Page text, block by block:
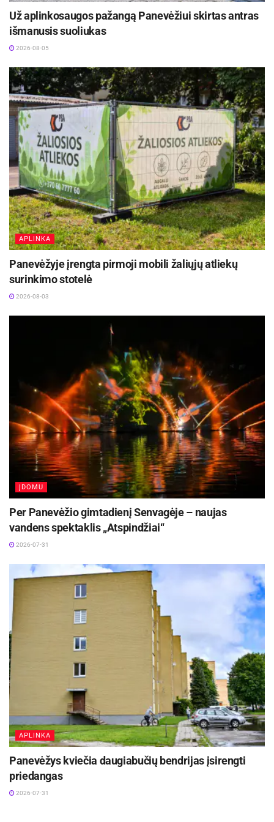
Už aplinkosaugos pažangą Panevėžiui skirtas antras
išmanusis suoliukas
2026-08-05
APLINKA
Panevėžyje įrengta pirmoji mobili žaliųjų atliekų
surinkimo stotelė
2026-08-03
ĮDOMU
Per Panevėžio gimtadienį Senvagėje – naujas
vandens spektaklis „Atspindžiai“
2026-07-31
APLINKA
Panevėžys kviečia daugiabučių bendrijas įsirengti
priedangas
2026-07-31